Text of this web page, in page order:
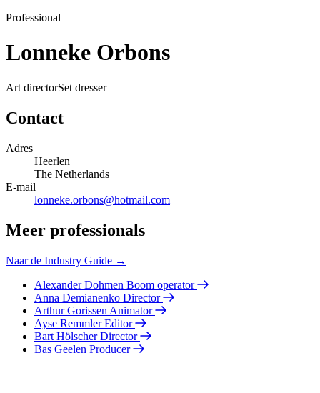
Professional
Lonneke Orbons
Art directorSet dresser
Contact
Adres
Heerlen
The Netherlands
E-mail
lonneke.orbons@hotmail.com
Meer professionals
Naar de Industry Guide →
Alexander Dohmen Boom operator
Anna Demianenko Director
Arthur Gorissen Animator
Ayse Remmler Editor
Bart Hölscher Director
Bas Geelen Producer